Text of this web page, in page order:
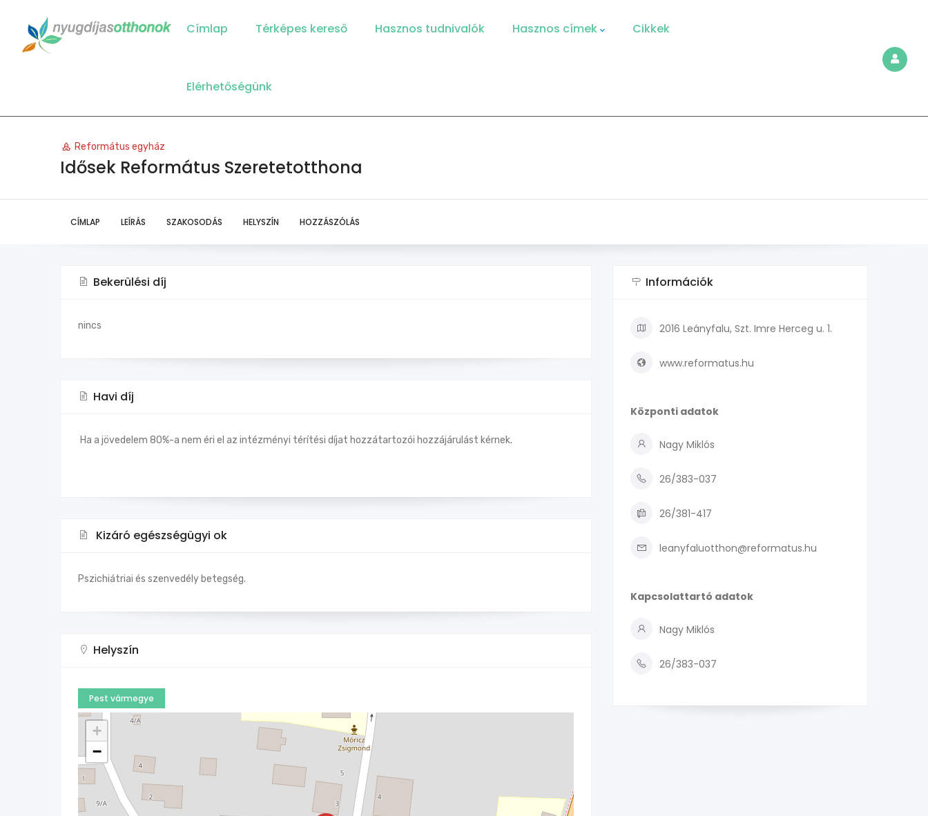
Navigation
Címlap Térképes kereső Hasznos tudnivalók Hasznos címek Cikkek
Elérhetőségünk
Református egyház
Idősek Református Szeretetotthona
CÍMLAP LEÍRÁS SZAKOSODÁS HELYSZÍN HOZZÁSZÓLÁS
Bekerülési díj
nincs
Havi díj
Ha a jövedelem 80%-a nem éri el az intézményi térítési díjat hozzátartozói hozzájárulást kérnek.
Kizáró egészségügyi ok
Pszichiátriai és szenvedély betegség.
Helyszín
Pest vármegye
+
−
Információk
2016 Leányfalu, Szt. Imre Herceg u. 1.
www.reformatus.hu
Központi adatok
Nagy Miklós
26/383-037
26/381-417
leanyfaluotthon@reformatus.hu
Kapcsolattartó adatok
Nagy Miklós
26/383-037